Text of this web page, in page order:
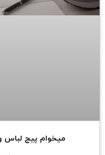
میخوام پیج لباس